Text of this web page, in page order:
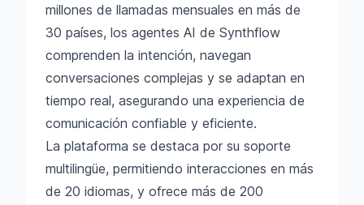
millones de llamadas mensuales en más de
30 países, los agentes AI de Synthflow
comprenden la intención, navegan
conversaciones complejas y se adaptan en
tiempo real, asegurando una experiencia de
comunicación confiable y eficiente.
La plataforma se destaca por su soporte
multilingüe, permitiendo interacciones en más
de 20 idiomas, y ofrece más de 200